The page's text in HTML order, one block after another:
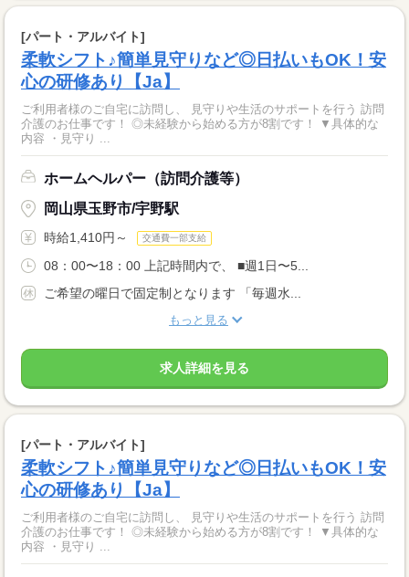
[パート・アルバイト]
柔軟シフト♪簡単見守りなど◎日払いもOK！安
心の研修あり【Ja】
ご利用者様のご自宅に訪問し、 見守りや生活のサポートを行う 訪問
介護のお仕事です！ ◎未経験から始める方が8割です！ ▼具体的な
内容 ・見守り ...
ホームヘルパー（訪問介護等）
岡山県玉野市/宇野駅
時給1,410円～ 交通費一部支給
08：00〜18：00 上記時間内で、 ■週1日〜5...
ご希望の曜日で固定制となります 「毎週水...
もっと見る
求人詳細を見る
[パート・アルバイト]
柔軟シフト♪簡単見守りなど◎日払いもOK！安
心の研修あり【Ja】
ご利用者様のご自宅に訪問し、 見守りや生活のサポートを行う 訪問
介護のお仕事です！ ◎未経験から始める方が8割です！ ▼具体的な
内容 ・見守り ...